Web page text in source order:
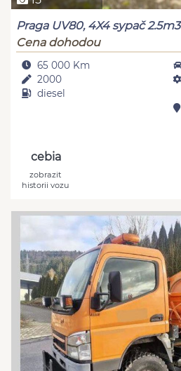
Praga UV80, 4X4 sypač
Cena dohodou
65 000 Km
2000
diesel
cebia
zobrazit
historii vozu